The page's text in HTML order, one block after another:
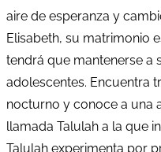
aire de esperanza y
Elisabeth, su matrimonio
tendrá que mantenerse a
adolescentes. Encuentra
nocturno y conoce a una
llamada Talulah a la que
Talulah experimenta por